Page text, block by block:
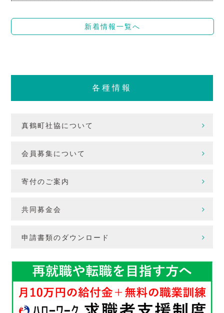
新着情報一覧へ
各種情報
真鶴町社協について
会員募集について
寄付のご案内
共同募金会
申請書類のダウンロード